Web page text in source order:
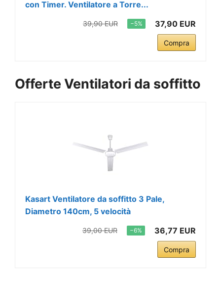
con Timer. Ventilatore a Torre...
39,90 EUR −5% 37,90 EUR
Compra
Offerte Ventilatori da soffitto
Kasart Ventilatore da soffitto 3 Pale,
Diametro 140cm, 5 velocità
39,00 EUR −6% 36,77 EUR
Compra